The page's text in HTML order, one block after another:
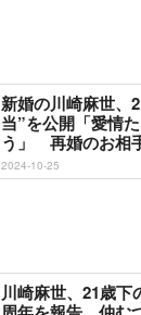
新婚の川崎麻世、
当”を公開「愛情
う」 再婚のお相
2024-10-25
川崎麻世、21歳下